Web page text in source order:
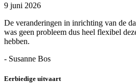
9 juni 2026
De veranderingen in inrichting van de
was geen probleem dus heel flexibel
hebben.
- Susanne Bos
Eerbiedige uitvaart